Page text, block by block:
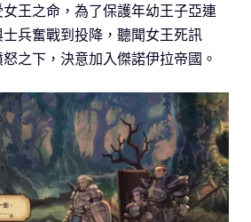
王之命，為了保護年幼王子亞連
兵奮戰到投降，聽聞女王死訊
之下，決意加入傑諾伊拉帝國。